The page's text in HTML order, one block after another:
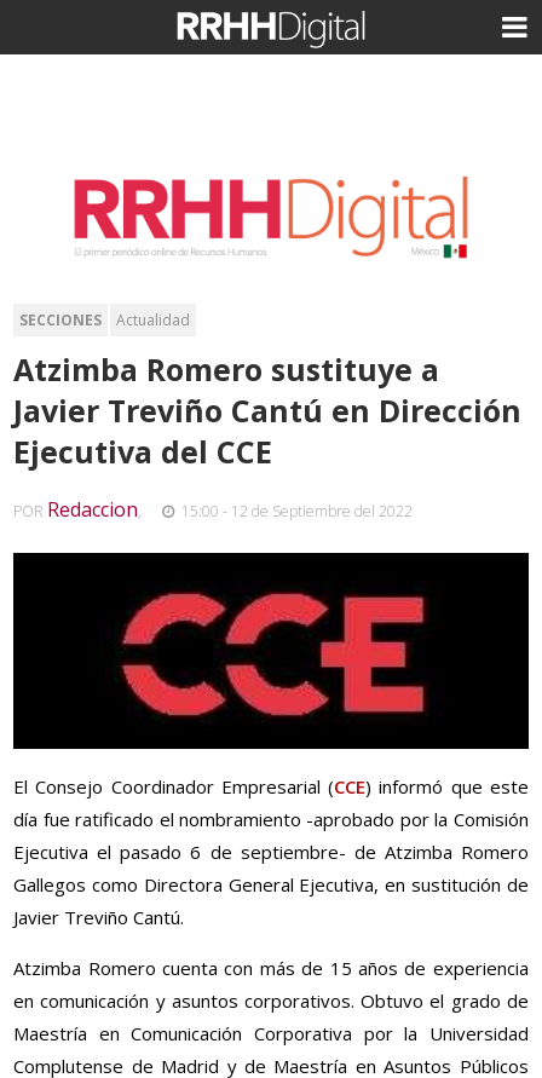
SECCIONES Actualidad
Atzimba Romero sustituye a
Javier Treviño Cantú en Dirección
Ejecutiva del CCE
POR Redaccion, 15:00 - 12 de Septiembre del 2022
El Consejo Coordinador Empresarial (CCE) informó que este
día fue ratificado el nombramiento -aprobado por la Comisión
Ejecutiva el pasado 6 de septiembre- de Atzimba Romero
Gallegos como Directora General Ejecutiva, en sustitución de
Javier Treviño Cantú.
Atzimba Romero cuenta con más de 15 años de experiencia
en comunicación y asuntos corporativos. Obtuvo el grado de
Maestría en Comunicación Corporativa por la Universidad
Complutense de Madrid y de Maestría en Asuntos Públicos